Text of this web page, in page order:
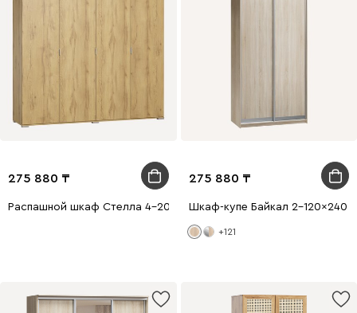
275 880
Распашной шкаф Стелла 4-200x210 Дуб Золотистый
275 880
Шкаф-купе Байкал 2-120x240
+121